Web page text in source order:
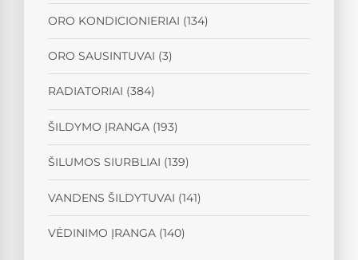
ORO KONDICIONIERIAI (134)
ORO SAUSINTUVAI (3)
RADIATORIAI (384)
ŠILDYMO ĮRANGA (193)
ŠILUMOS SIURBLIAI (139)
VANDENS ŠILDYTUVAI (141)
VĖDINIMO ĮRANGA (140)